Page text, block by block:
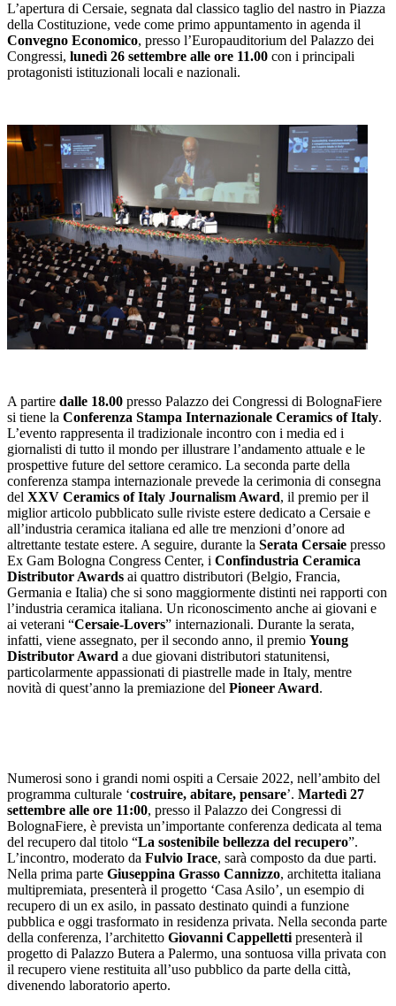
L’apertura di Cersaie, segnata dal classico taglio del nastro in Piazza
della Costituzione, vede come primo appuntamento in agenda il
Convegno Economico, presso l’Europauditorium del Palazzo dei
Congressi, lunedì 26 settembre alle ore 11.00 con i principali
protagonisti istituzionali locali e nazionali.
A partire dalle 18.00 presso Palazzo dei Congressi di BolognaFiere
si tiene la Conferenza Stampa Internazionale Ceramics of Italy.
L’evento rappresenta il tradizionale incontro con i media ed i
giornalisti di tutto il mondo per illustrare l’andamento attuale e le
prospettive future del settore ceramico. La seconda parte della
conferenza stampa internazionale prevede la cerimonia di consegna
del XXV Ceramics of Italy Journalism Award, il premio per il
miglior articolo pubblicato sulle riviste estere dedicato a Cersaie e
all’industria ceramica italiana ed alle tre menzioni d’onore ad
altrettante testate estere. A seguire, durante la Serata Cersaie presso
Ex Gam Bologna Congress Center, i Confindustria Ceramica
Distributor Awards ai quattro distributori (Belgio, Francia,
Germania e Italia) che si sono maggiormente distinti nei rapporti con
l’industria ceramica italiana. Un riconoscimento anche ai giovani e
ai veterani “Cersaie-Lovers” internazionali. Durante la serata,
infatti, viene assegnato, per il secondo anno, il premio Young
Distributor Award a due giovani distributori statunitensi,
particolarmente appassionati di piastrelle made in Italy, mentre
novità di quest’anno la premiazione del Pioneer Award.
Numerosi sono i grandi nomi ospiti a Cersaie 2022, nell’ambito del
programma culturale ‘costruire, abitare, pensare’. Martedì 27
settembre alle ore 11:00, presso il Palazzo dei Congressi di
BolognaFiere, è prevista un’importante conferenza dedicata al tema
del recupero dal titolo “La sostenibile bellezza del recupero”.
L’incontro, moderato da Fulvio Irace, sarà composto da due parti.
Nella prima parte Giuseppina Grasso Cannizzo, architetta italiana
multipremiata, presenterà il progetto ‘Casa Asilo’, un esempio di
recupero di un ex asilo, in passato destinato quindi a funzione
pubblica e oggi trasformato in residenza privata. Nella seconda parte
della conferenza, l’architetto Giovanni Cappelletti presenterà il
progetto di Palazzo Butera a Palermo, una sontuosa villa privata con
il recupero viene restituita all’uso pubblico da parte della città,
divenendo laboratorio aperto.